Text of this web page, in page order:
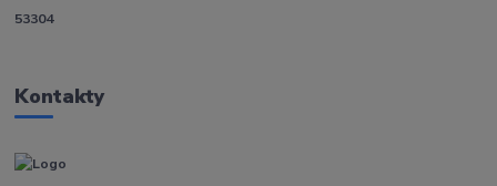
53304
Kontakty